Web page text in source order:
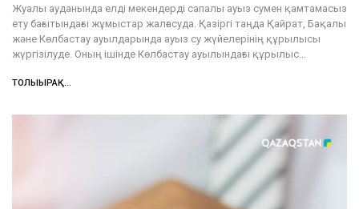
Жуалы ауданында елді мекендерді сапалы ауыз сумен қамтамасыз
ету бағытындағы жұмыстар жалғасуда. Қазіргі таңда Қайрат, Бақалы
және Көлбастау ауылдарында ауыз су жүйелерінің құрылысы
жүргізілуде. Оның ішінде Көлбастау ауылындағы құрылыс…
ТОЛЫҒЫРАҚ...